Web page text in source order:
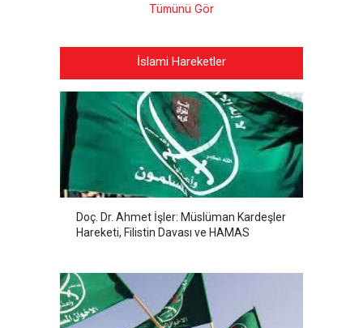
Tümünü Gör
İslami Hareketler
Doç. Dr. Ahmet İşler: Müslüman Kardeşler
Hareketi, Filistin Davası ve HAMAS